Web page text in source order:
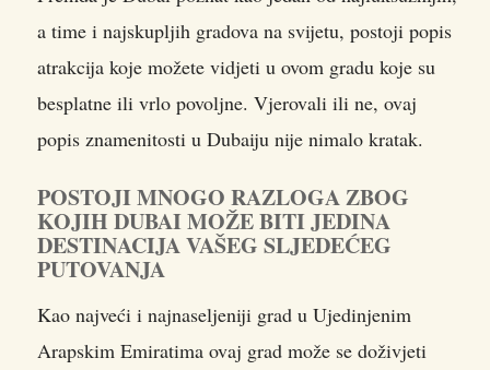
a time i najskupljih gradova na svijetu, postoji popis
atrakcija koje možete vidjeti u ovom gradu koje su
besplatne ili vrlo povoljne. Vjerovali ili ne, ovaj
popis znamenitosti u Dubaiju nije nimalo kratak.
POSTOJI MNOGO RAZLOGA ZBOG
KOJIH DUBAI MOŽE BITI JEDINA
DESTINACIJA VAŠEG SLJEDEĆEG
PUTOVANJA
Kao najveći i najnaseljeniji grad u Ujedinjenim
Arapskim Emiratima ovaj grad može se doživjeti